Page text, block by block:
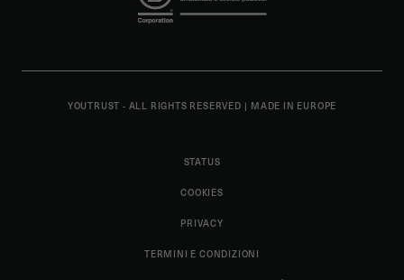
YOUTRUST - ALL RIGHTS RESERVED | MADE IN EUROPE
STATUS
COOKIES
PRIVACY
TERMINI E CONDIZIONI